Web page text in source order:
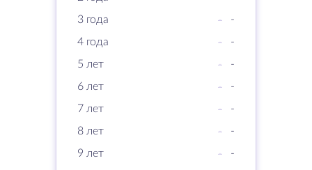
3 года
-
-
4 года
-
-
5 лет
-
-
6 лет
-
-
7 лет
-
-
8 лет
-
-
9 лет
-
-